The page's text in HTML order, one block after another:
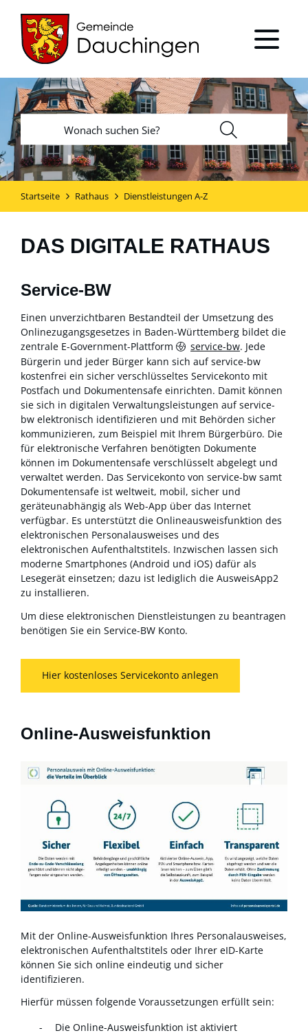
Startseite Rathaus Dienstleistungen A-Z
DAS DIGITALE RATHAUS
Service-BW
Einen unverzichtbaren Bestandteil der Umsetzung des
Onlinezugangsgesetzes in Baden-Württemberg bildet die
zentrale E-Government-Plattform
service-bw. Jede
Bürgerin und jeder Bürger kann sich auf service-bw
kostenfrei ein sicher verschlüsseltes Servicekonto mit
Postfach und Dokumentensafe einrichten. Damit können
sie sich in digitalen Verwaltungsleistungen auf service-
bw elektronisch identifizieren und mit Behörden sicher
kommunizieren, zum Beispiel mit Ihrem Bürgerbüro. Die
für elektronische Verfahren benötigten Dokumente
können im Dokumentensafe verschlüsselt abgelegt und
verwaltet werden. Das Servicekonto von service-bw samt
Dokumentensafe ist weltweit, mobil, sicher und
geräteunabhängig als Web-App über das Internet
verfügbar. Es unterstützt die Onlineausweisfunktion des
elektronischen Personalausweises und des
elektronischen Aufenthaltstitels. Inzwischen lassen sich
moderne Smartphones (Android und iOS) dafür als
Lesegerät einsetzen; dazu ist lediglich die AusweisApp2
zu installieren.
Um diese elektronischen Dienstleistungen zu beantragen
benötigen Sie ein Service-BW Konto.
Hier kostenloses Servicekonto anlegen
Online-Ausweisfunktion
Mit der Online-Ausweisfunktion Ihres Personalausweises,
elektronischen Aufenthaltstitels oder Ihrer eID-Karte
können Sie sich online eindeutig und sicher
identifizieren.
Hierfür müssen folgende Voraussetzungen erfüllt sein:
Die Online-Ausweisfunktion ist aktiviert